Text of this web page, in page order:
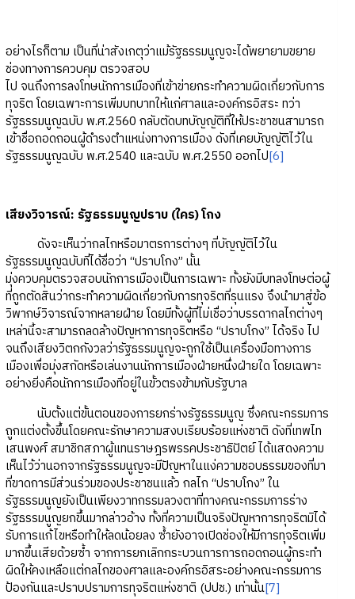
อย่างไรก็ตาม เป็นที่น่าสังเกตุว่าแม้รัฐธรรมนูญจะได้พยายามขยาย
ช่องทางการควบคุม ตรวจสอบ
ไป จนถึงการลงโทษนักการเมืองที่เข้าข่ายกระทำความผิดเกี่ยวกับการ
ทุจริต โดยเฉพาะการเพิ่มบทบาทให้แก่ศาลและองค์กรอิสระ ทว่า
รัฐธรรมนูญฉบับ พ.ศ.2560 กลับตัดบทบัญญัติที่ให้ประชาชนสามารถ
เข้าชื่อถอดถอนผู้ดำรงตำแหน่งทางการเมือง ดังที่เคยบัญญัติไว้ใน
รัฐธรรมนูญฉบับ พ.ศ.2540 และฉบับ พ.ศ.2550 ออกไป[6]
เสียงวิจารณ์: รัฐธรรมนูญปราบ (ใคร) โกง
ดังจะเห็นว่ากลไกหรือมาตรการต่างๆ ที่บัญญัติไว้ใน
รัฐธรรมนูญฉบับที่ได้ชื่อว่า “ปราบโกง” นั้น
มุ่งควบคุมตรวจสอบนักการเมืองเป็นการเฉพาะ ทั้งยังมีบทลงโทษต่อผู้
ที่ถูกตัดสินว่ากระทำความผิดเกี่ยวกับการทุจริตที่รุนแรง จึงนำมาสู่ข้อ
วิพากษ์วิจารณ์จากหลายฝ่าย โดยมีทั้งผู้ที่ไม่เชื่อว่าบรรดากลไกต่างๆ
เหล่านี้จะสามารถลดล้างปัญหาการทุจริตหรือ “ปราบโกง” ได้จริง ไป
จนถึงเสียงวิตกกังวลว่ารัฐธรรมนูญจะถูกใช้เป็นเครื่องมือทางการ
เมืองเพื่อมุ่งสกัดหรือเล่นงานนักการเมืองฝ่ายหนึ่งฝ่ายใด โดยเฉพาะ
อย่างยิ่งคือนักการเมืองที่อยู่ในขั้วตรงข้ามกับรัฐบาล
นับตั้งแต่ขั้นตอนของการยกร่างรัฐธรรมนูญ ซึ่งคณะกรรมการ
ถูกแต่งตั้งขึ้นโดยคณะรักษาความสงบเรียบร้อยแห่งชาติ ดังที่เทพไท
เสนพงศ์ สมาชิกสภาผู้แทนราษฎรพรรคประชาธิปัตย์ ได้แสดงความ
เห็นไว้ว่านอกจากรัฐธรรมนูญจะมีปัญหาในแง่ความชอบธรรมของที่มา
ที่ขาดการมีส่วนร่วมของประชาชนแล้ว กลไก “ปราบโกง” ใน
รัฐธรรมนูญยังเป็นเพียงวาทกรรมลวงตาที่ทางคณะกรรมการร่าง
รัฐธรรมนูญยกขึ้นมากล่าวอ้าง ทั้งที่ความเป็นจริงปัญหาการทุจริตมิได้
รับการแก้ไขหรือทำให้ลดน้อยลง ซ้ำยังอาจเปิดช่องให้มีการทุจริตเพิ่ม
มากขึ้นเสียด้วยซ้ำ จากการยกเลิกกระบวนการการถอดถอนผู้กระทำ
ผิดให้คงเหลือแต่กลไกของศาลและองค์กรอิสระอย่างคณะกรรมการ
ป้องกันและปราบปรามการทุจริตแห่งชาติ (ปปช.) เท่านั้น[7]